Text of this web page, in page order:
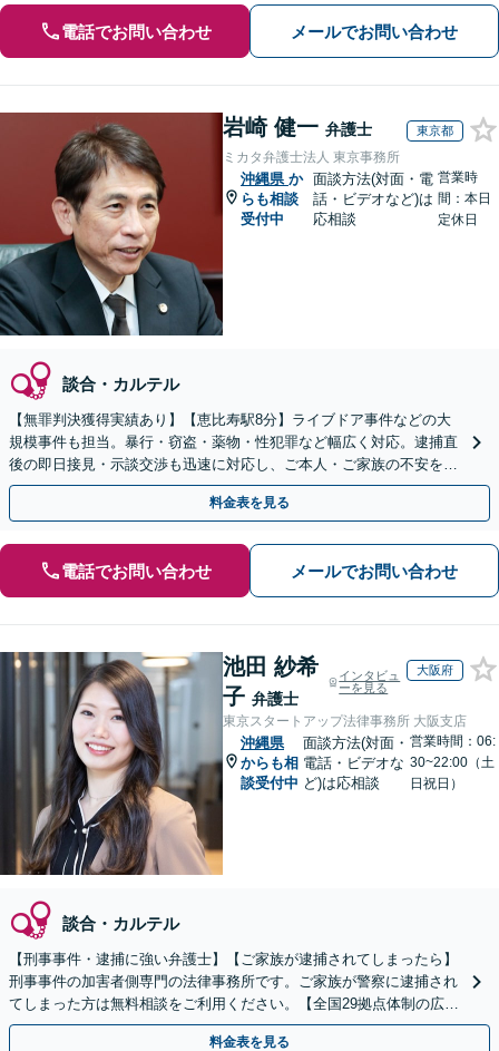
電話でお問い合わせ メールでお問い合わせ
岩崎 健一 弁護士 東京都
ミカタ弁護士法人 東京事務所
沖縄県 か
らも相談
受付中
面談方法(対面・電
話・ビデオなど)は
応相談
営業時
間：本日
定休日
談合・カルテル
【無罪判決獲得実績あり】【恵比寿駅8分】ライブドア事件などの大
規模事件も担当。暴行・窃盗・薬物・性犯罪など幅広く対応。逮捕直
後の即日接見・示談交渉も迅速に対応し、ご本人・ご家族の不安を最
小限に抑えます。【初回相談可能】【WEB面談可能】
料金表を見る
電話でお問い合わせ メールでお問い合わせ
池田 紗希
子 弁護士
インタビュ
ーを見る
大阪府
東京スタートアップ法律事務所 大阪支店
沖縄県
からも相
談受付中
面談方法(対面・
電話・ビデオな
ど)は応相談
営業時間：06:
30~22:00（土
日祝日）
談合・カルテル
【刑事事件・逮捕に強い弁護士】【ご家族が逮捕されてしまったら】
刑事事件の加害者側専門の法律事務所です。ご家族が警察に逮捕され
てしまった方は無料相談をご利用ください。【全国29拠点体制の広域
対応】【弁護士待機中/当日中の電話相談可(予約制)】
料金表を見る